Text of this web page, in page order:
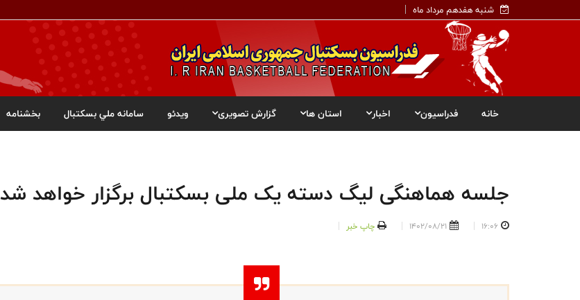
شنبه هفدهم مرداد ماه
خانه فدراسیون اخبار استان ها گزارش تصویری ویدئو سامانه ملي بسکتبال بخشنامه
جلسه هماهنگی لیگ دسته یک ملی بسکتبال برگزار خواهد شد
16:06
1402/08/21 چاپ خبر